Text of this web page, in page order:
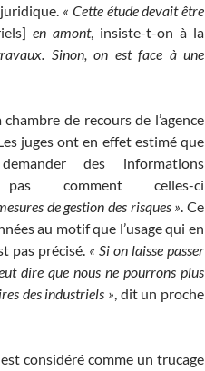
« Cette étude devait être
en amont, insiste-t-on à la
Sinon, on est face à une
de recours de l’agence
juges ont en effet estimé que
des informations
pas comment celles-ci
de gestion des risques ». Ce
au motif que l’usage qui en
pas précisé. « Si on laisse passer
dire que nous ne pourrons plus
des industriels », dit un proche
considéré comme un trucage